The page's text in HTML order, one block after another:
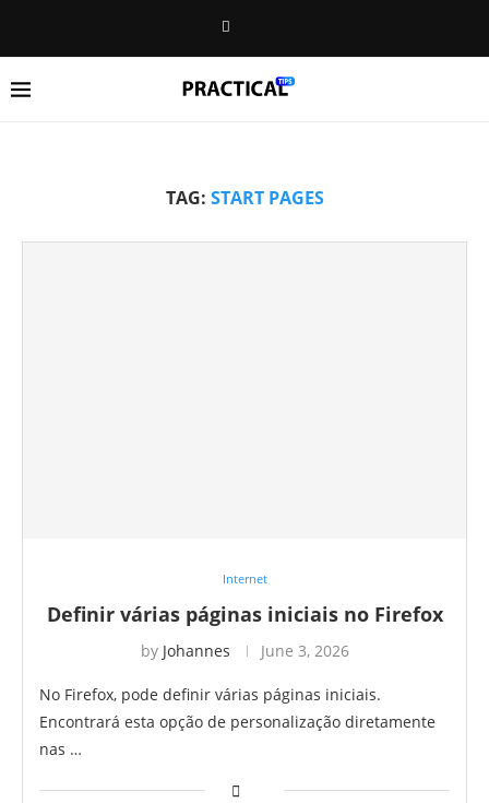
TAG: START PAGES
Internet
Definir várias páginas iniciais no Firefox
by Johannes June 3, 2026
No Firefox, pode definir várias páginas iniciais.
Encontrará esta opção de personalização diretamente
nas …